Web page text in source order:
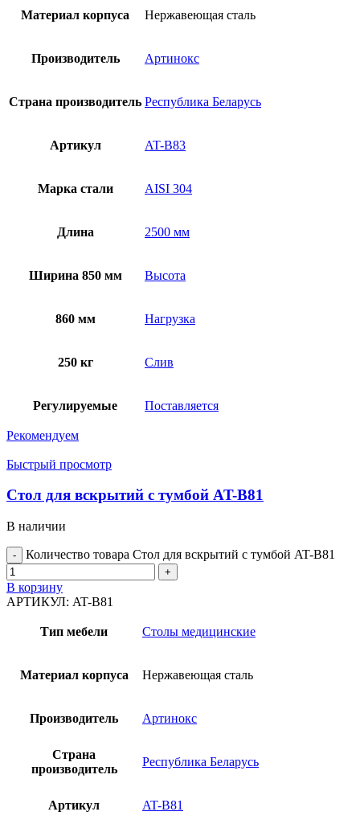
Материал корпуса Нержавеющая сталь
Производитель Артинокс
Страна производитель Республика Беларусь
Артикул AT-B83
Марка стали AISI 304
Длина 2500 мм
Ширина 850 мм Высота
860 мм Нагрузка
250 кг Слив
Регулируемые Поставляется
Рекомендуем
Быстрый просмотр
Стол для вскрытий с тумбой AT-B81
В наличии
Количество товара Стол для вскрытий с тумбой AT-B81
В корзину
АРТИКУЛ: AT-B81
Тип мебели Столы медицинские
Материал корпуса Нержавеющая сталь
Производитель Артинокс
Страна
производитель
Республика Беларусь
Артикул AT-B81